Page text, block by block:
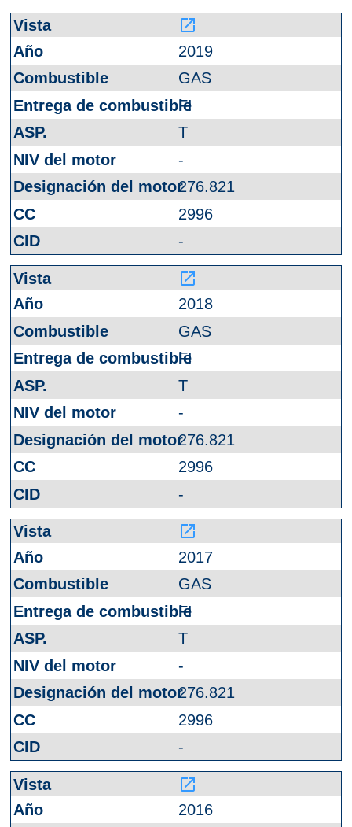
launch
2019
GAS
FI
T
-
276.821
2996
-
launch
2018
GAS
FI
T
-
276.821
2996
-
launch
2017
GAS
FI
T
-
276.821
2996
-
launch
2016